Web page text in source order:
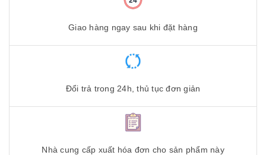
Giao hàng ngay sau khi đặt hàng
Đổi trả trong 24h, thủ tục đơn giản
Nhà cung cấp xuất hóa đơn cho sản phẩm này